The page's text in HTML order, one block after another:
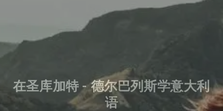
在圣库加特 - 德尔巴列斯学意大利
语